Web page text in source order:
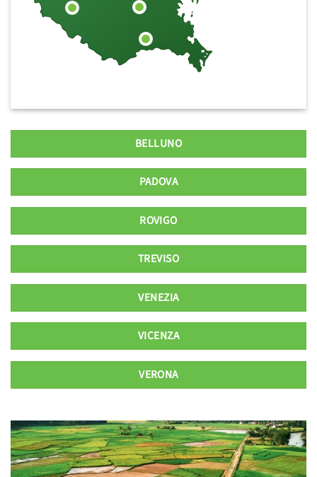
BELLUNO
PADOVA
ROVIGO
TREVISO
VENEZIA
VICENZA
VERONA